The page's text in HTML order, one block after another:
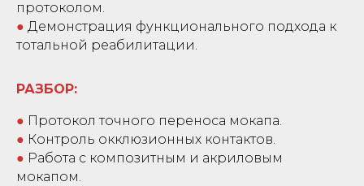
протоколом.
● Демонстрация функционального подхода к
тотальной реабилитации.
РАЗБОР:
● Протокол точного переноса мокапа.
● Контроль окклюзионных контактов.
● Работа с композитным и акриловым
мокапом.